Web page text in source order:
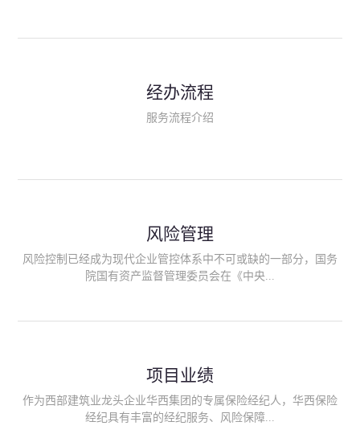
险、政府公共安全责任保险/自然灾害公众责任保险、精神病监护
人责任险、首台套/首版次保险、科技保险等）；（三）传统财产
险产品；（六）保险招投标业务。随着业务的开展，华西经纪会
供专业、优质的保险经纪服务。
经办流程
服务流程介绍
风险管理
风险控制已经成为现代企业管控体系中不可或缺的一部分，国务
院国有资产监督管理委员会在《中央...
能够为客户降低风险管理成本，提高经营效率；能够为企业提供
从风险评估、风险分析、风险防范、风险转移到灾后防损、索赔
等全方位、全过程、专家式的服务，拓展和深化由保险公司提供
项目业绩
作为西部建筑业龙头企业华西集团的专属保险经纪人，华西保险
经纪具有丰富的经纪服务、风险保障...